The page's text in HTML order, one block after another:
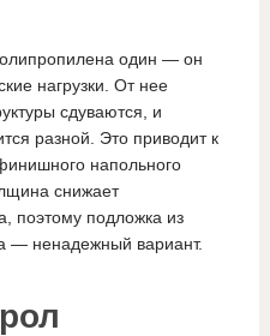
один — он
нагрузки. От нее
сдуваются, и
разной. Это приводит к
напольного
снижает
поэтому подложка из
— ненадежный вариант.